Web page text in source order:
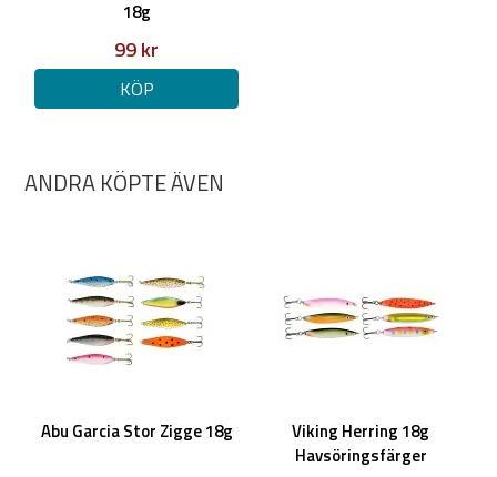
18g
99 kr
KÖP
ANDRA KÖPTE ÄVEN
Abu Garcia Stor Zigge 18g
Viking Herring 18g
Havsöringsfärger